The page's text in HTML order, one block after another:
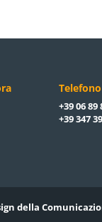
Telefono
+39 06 89
+39 347
della